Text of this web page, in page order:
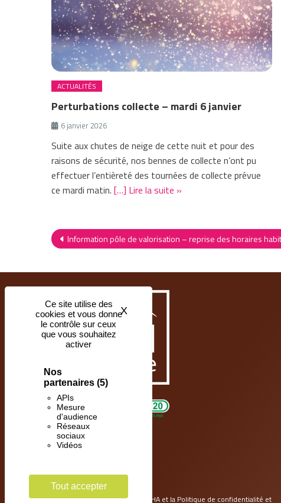
ACTUALITÉS
Perturbations collecte – mardi 6 janvier
6 janvier 2026
Suite aux chutes de neige de cette nuit et pour des
raisons de sécurité, nos bennes de collecte n’ont pu
effectuer l’entièreté des tournées de collecte prévue
ce mardi matin.[…] Lire la suite »
Navigation
l’article
Information pôle de valorisation – reprise des horaires
SUIVEZ-NOUS
Ce site est protégé par reCAPTCHA et la Politique de confidentialité et
Ce site utilise des
cookies et vous donne
le contrôle sur ceux
que vous souhaitez
activer
Nos
partenaires (5)
APIs
Mesure
d'audience
Réseaux
sociaux
Vidéos
Tout accepter
X Masquer le bandeau des cookies